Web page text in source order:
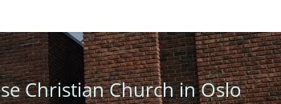
Christian Church in Oslo